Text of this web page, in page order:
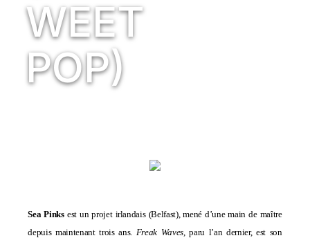
WEET
POP)
Sea Pinks est un projet irlandais (Belfast), mené d’une main de maître
depuis maintenant trois ans. Freak Waves, paru l’an dernier, est son